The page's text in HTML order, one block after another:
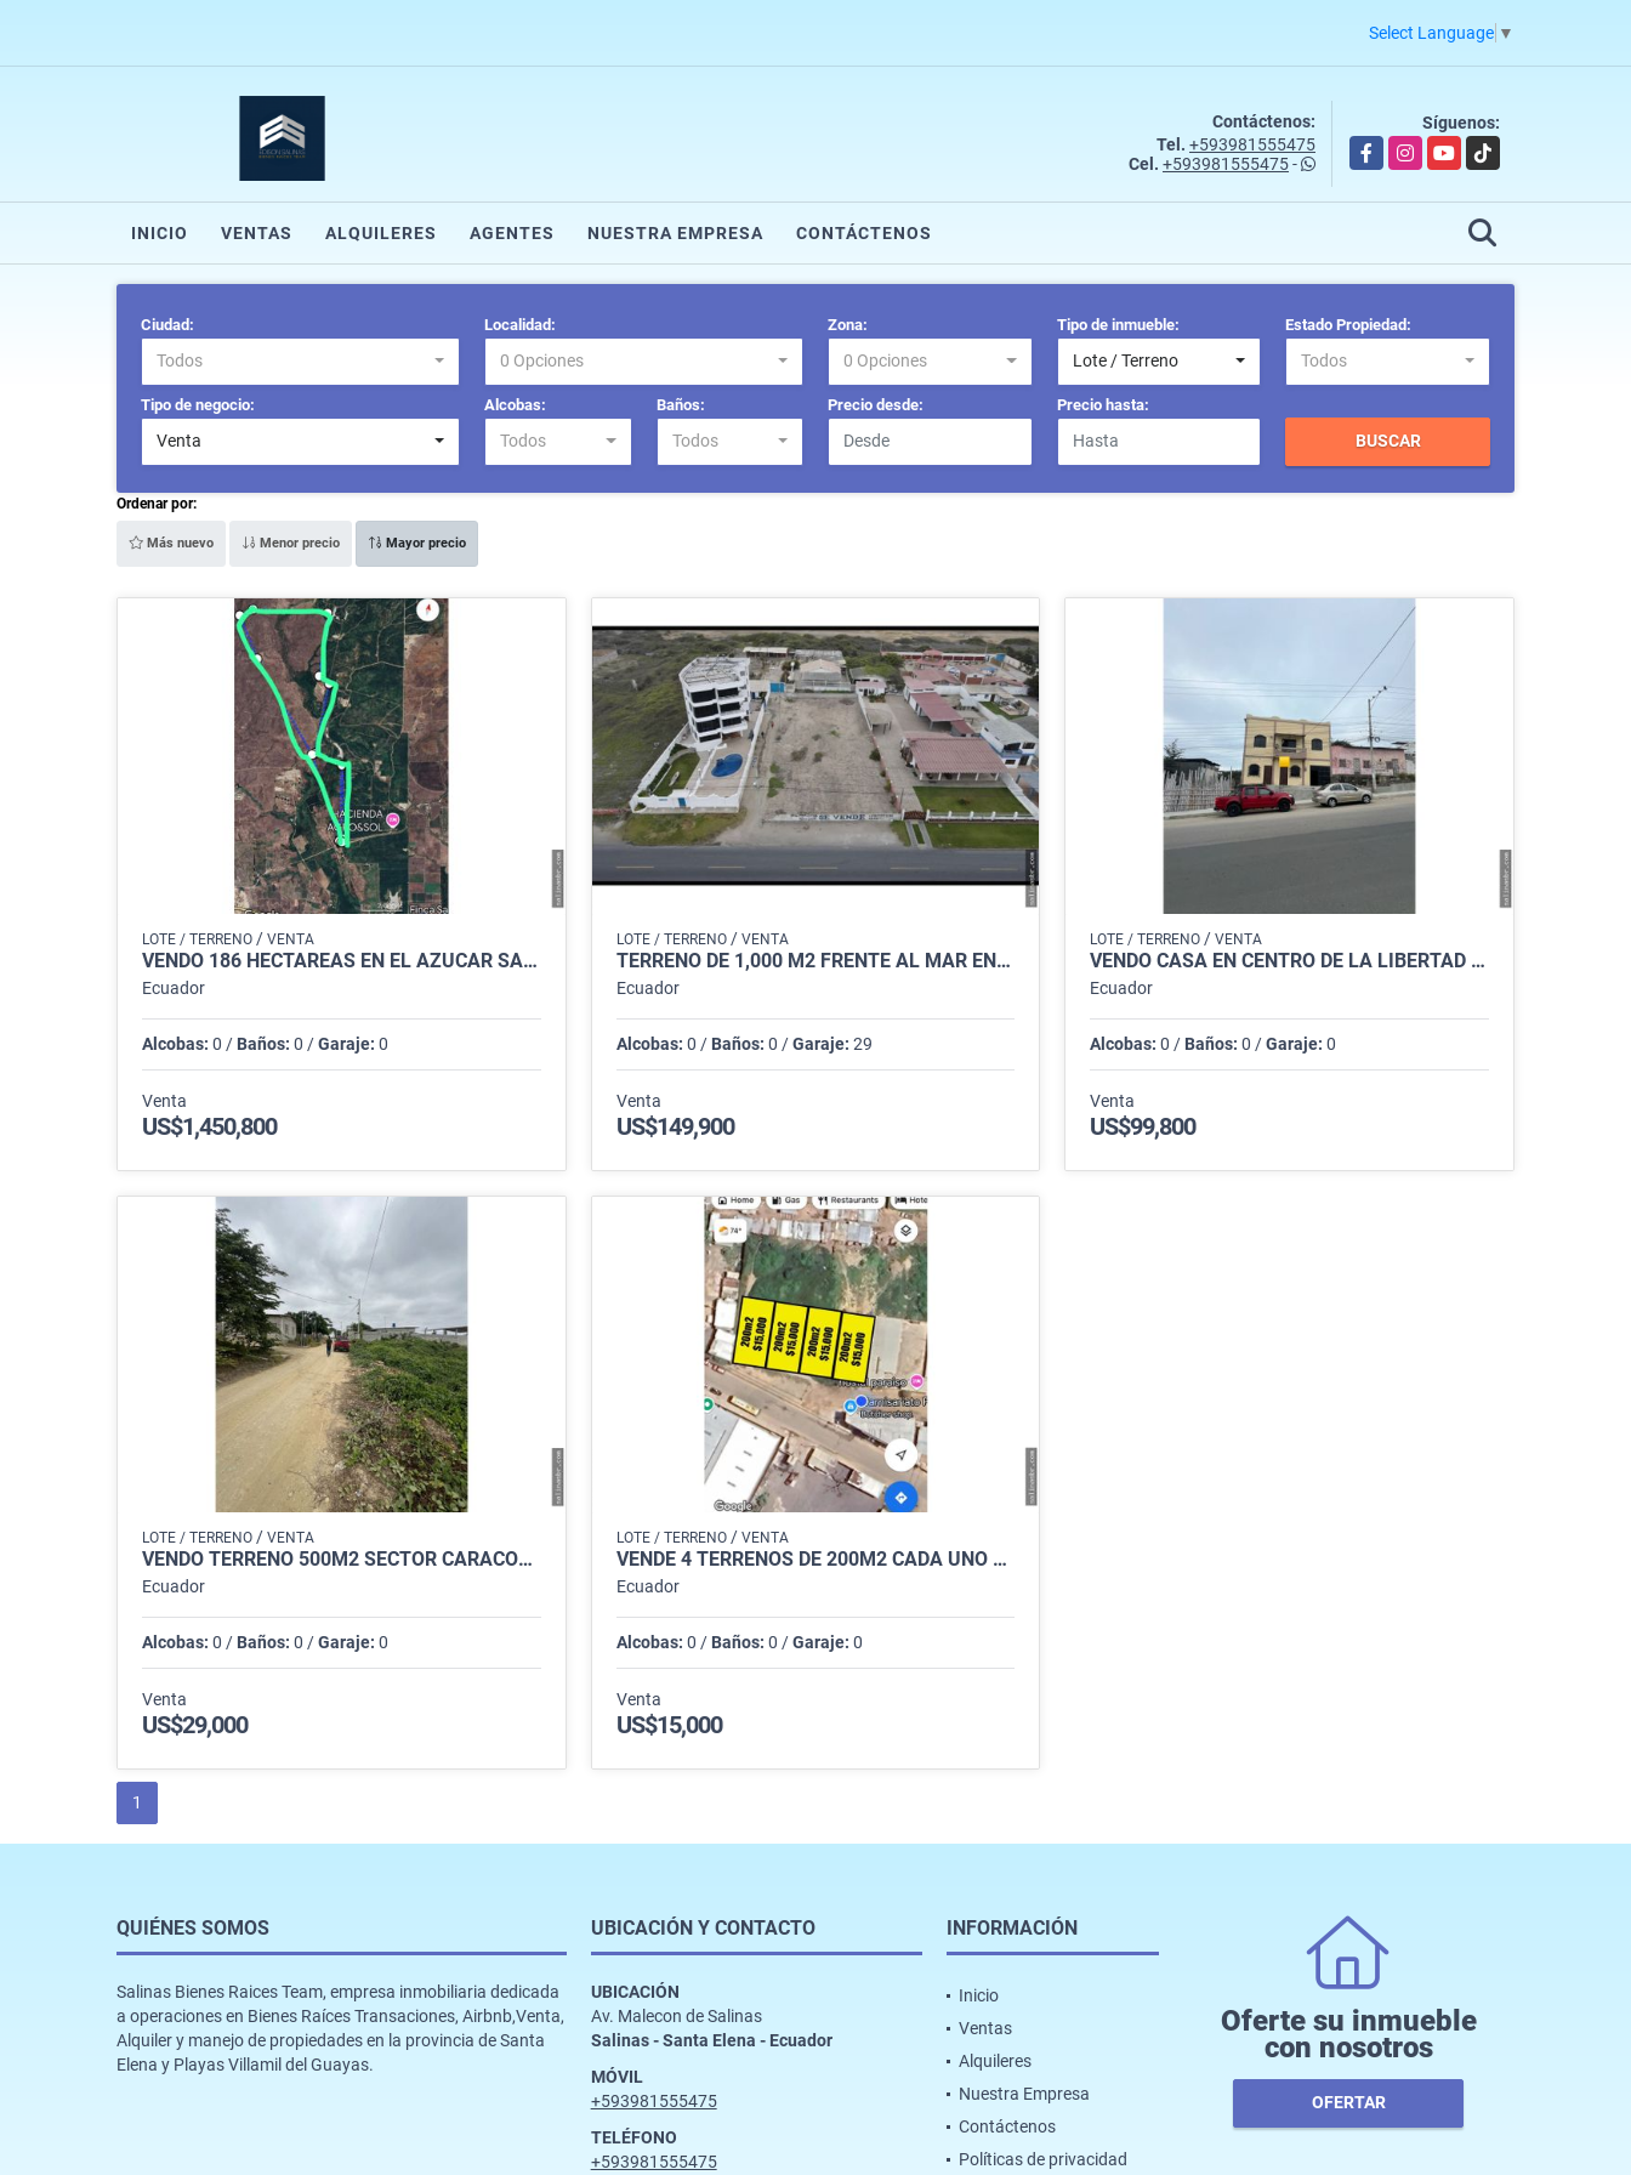
Select Language ▼
Contáctenos:
Tel. +593981555475
Cel. +593981555475-
Síguenos:
FacebookInstagramYouTubeTikTok
INICIO VENTAS ALQUILERES AGENTES NUESTRA EMPRESA CONTÁCTENOS
Ciudad:
Todos
Localidad:
0 Opciones
Zona:
0 Opciones
Tipo de inmueble:
Lote / Terreno
Estado Propiedad:
Todos
Tipo de negocio:
Venta
Alcobas:
Todos
Baños:
Todos
Precio desde: Precio hasta:
BUSCAR
Ordenar por:
Más nuevo Menor precio Mayor precio
LOTE / TERRENO / VENTA
VENDO 186 HECTÁREAS EN EL AZUCAR SANTA ELENA
Ecuador
Alcobas: 0 / Baños: 0 /Garaje: 0
Venta
US$1,450,800
LOTE / TERRENO/ VENTA
TERRENO DE 1,000 M2 FRENTE AL MAR EN PUNTA CARNERO SALINAS
Ecuador
Alcobas: 0 / Baños: 0 /Garaje: 29
Venta
US$149,900
LOTE / TERRENO /VENTA
VENDO CASA EN CENTRO DE LA LIBERTAD 270M2 $99.800
Ecuador
Alcobas: 0 / Baños: 0 /Garaje: 0
Venta
US$99,800
LOTE / TERRENO / VENTA
VENDO TERRENO 500M2 SECTOR CARACOL BALLENITA
Ecuador
Alcobas: 0 / Baños: 0 /Garaje: 0
Venta
US$29,000
LOTE / TERRENO/ VENTA
VENDE 4 TERRENOS DE 200M2 CADA UNO $15.000
Ecuador
Alcobas: 0 / Baños: 0 /Garaje: 0
Venta
US$15,000
1
QUIÉNES SOMOS
Salinas Bienes Raices Team, empresa inmobiliaria dedicada
a operaciones en Bienes Raíces Transaciones, Airbnb,Venta,
Alquiler y manejo de propiedades en la provincia de Santa
Elena y Playas Villamil del Guayas.
UBICACIÓN Y CONTACTO
UBICACIÓN
Av. Malecon de Salinas
Salinas - Santa Elena - Ecuador
MÓVIL
+593981555475
TELÉFONO
+593981555475
INFORMACIÓN
Inicio
Ventas
Alquileres
Nuestra Empresa
Contáctenos
Políticas de privacidad
Oferte su inmueble
con nosotros
OFERTAR